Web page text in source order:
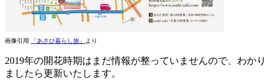
画像引用 「あさひ暮らし旅」 より
2019年の開花時期はまだ情報が整っていませんので、わかり
ましたら更新いたします。